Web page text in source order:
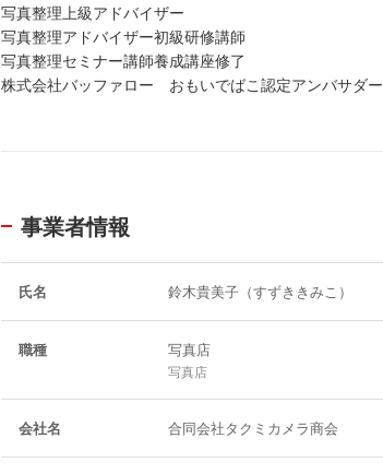
写真整理上級アドバイザー
写真整理アドバイザー初級研修講師
写真整理セミナー講師養成講座修了
株式会社バッファロー おもいでばこ認定アンバサダー
事業者情報
氏名 鈴木貴美子（すずききみこ）
職種 写真店
写真店
会社名 合同会社タクミカメラ商会